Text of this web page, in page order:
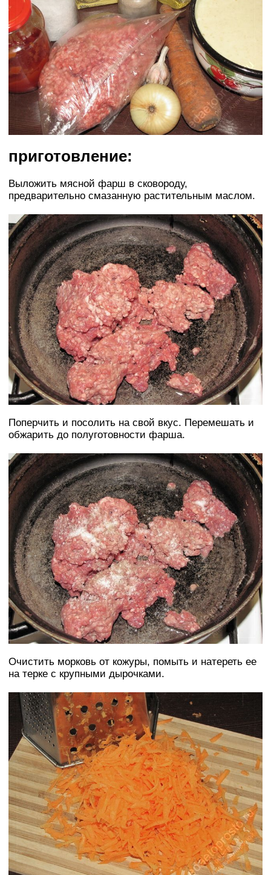
приготовление:
Выложить мясной фарш в сковороду,
предварительно смазанную растительным маслом.
Поперчить и посолить на свой вкус. Перемешать и
обжарить до полуготовности фарша.
Очистить морковь от кожуры, помыть и натереть ее
на терке с крупными дырочками.